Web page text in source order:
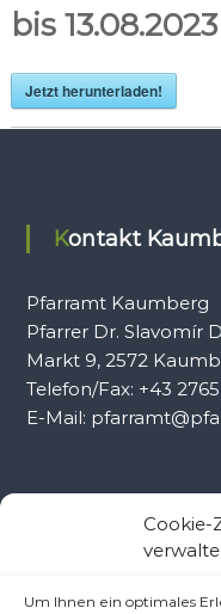
Cookie-
Um Ihnen ein optimales
bis 13.08.2023
Jetzt herunterladen!
Kontakt
Pfarramt Kaumberg
Pfarrer Dr. Slavomír
Markt 9, 2572
Telefon/Fax: +43 2765
E-Mail:
Kontakt